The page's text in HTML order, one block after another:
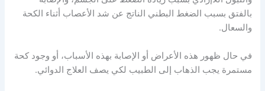
بالفتق بسبب الضغط البطني الناتج عن شد الأعصاب أثناء الكحة
والسعال.
في حال ظهور هذه الأعراض أو الإصابة بهذه الأسباب، أو وجود كحة
مستمرة يجب الذهاب إلى الطبيب لكي يصف العلاج الدوائي.